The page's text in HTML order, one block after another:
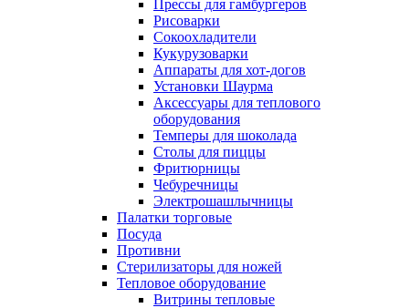
Прессы для гамбургеров
Рисоварки
Сокоохладители
Кукурузоварки
Аппараты для хот-догов
Установки Шаурма
Аксессуары для теплового
оборудования
Темперы для шоколада
Столы для пиццы
Фритюрницы
Чебуречницы
Электрошашлычницы
Палатки торговые
Посуда
Противни
Стерилизаторы для ножей
Тепловое оборудование
Витрины тепловые